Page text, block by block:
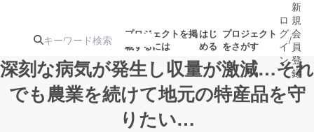
プロジェクトを掲
載するには
はじ
める
プロジェクト
をさがす
注目の新着プロ 募集終了が近いプ
ロ
グ
イ
ン
/
新
規
会
員
登
録
深刻な病気が発生し収量が激減…それ
でも農業を続けて地元の特産品を守
りたい…